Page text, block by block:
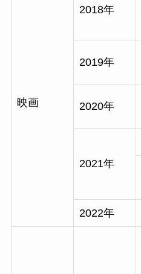
映画
2018年
2019年
2020年
2021年
2022年